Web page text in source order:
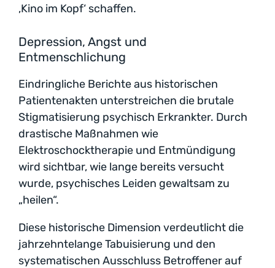
‚Kino im Kopf‘ schaffen.
Depression, Angst und
Entmenschlichung
Eindringliche Berichte aus historischen
Patientenakten unterstreichen die brutale
Stigmatisierung psychisch Erkrankter. Durch
drastische Maßnahmen wie
Elektroschocktherapie und Entmündigung
wird sichtbar, wie lange bereits versucht
wurde, psychisches Leiden gewaltsam zu
„heilen“.
Diese historische Dimension verdeutlicht die
jahrzehntelange Tabuisierung und den
systematischen Ausschluss Betroffener auf